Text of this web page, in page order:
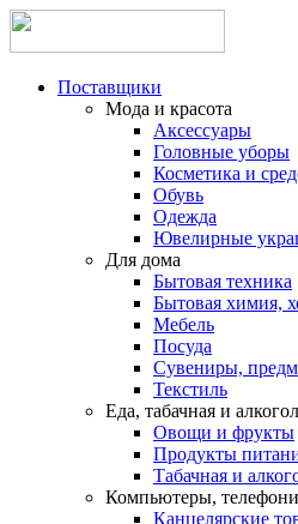
Поставщики
Мода и красота
Аксессуары
Головные уборы
Косметика и
Обувь
Одежда
Ювелирные
Для дома
Бытовая техника
Бытовая химия,
Мебель
Посуда
Сувениры,
Текстиль
Еда, табачная и
Овощи и фрукты
Продукты
Табачная и
Компьютеры,
Канцелярские